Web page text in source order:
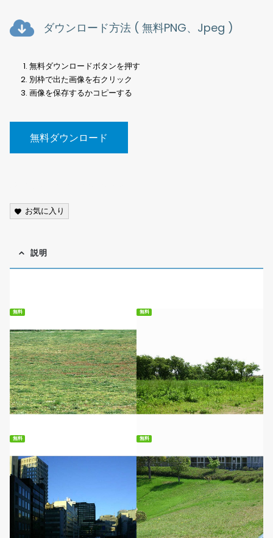
ダウンロード方法 ( 無料PNG、Jpeg )
無料ダウンロードボタンを押す
別枠で出た画像を右クリック
画像を保存するかコピーする
無料ダウンロード
お気に入り
説明
無料
無料ダウンロード
無料
無料ダウンロード
無料
無料ダウンロード
無料
無料ダウンロード